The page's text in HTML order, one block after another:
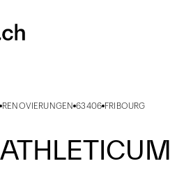
RENOVIERUNGEN 63406 FRIBOURG